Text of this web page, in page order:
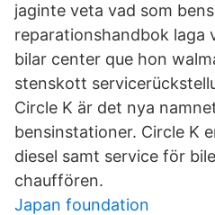
jaginte veta vad som
reparationshandbok laga
bilar center que hon
stenskott
Circle K är det nya
bensinstationer. Circle K
diesel samt service för
chauffören.
Japan foundation